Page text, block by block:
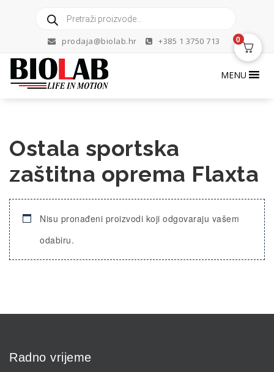
search
prodaja@biolab.hr +385 1 3750 713
MENU
Ostala sportska
zaštitna oprema Flaxta
Nisu pronađeni proizvodi koji odgovaraju vašem
odabiru.
Radno vrijeme
0